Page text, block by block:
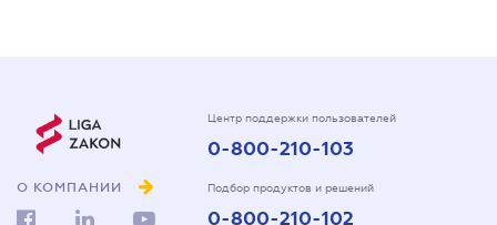
О КОМПАНИИ
Центр поддержки пользователей
0-800-210-103
Подбор продуктов и решений
0-800-210-102